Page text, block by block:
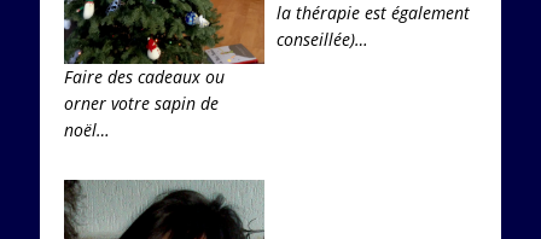
Faire des cadeaux ou
orner votre sapin de
noël…
la thérapie est également
conseillée)…